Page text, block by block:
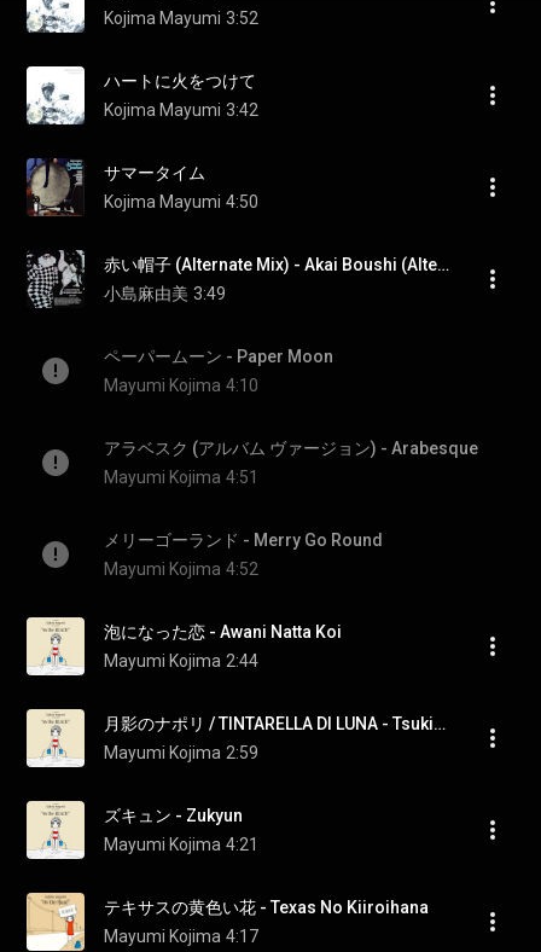
Kojima Mayumi 3:52
ハートに火をつけて
Kojima Mayumi 3:42
サマータイム
Kojima Mayumi 4:50
赤い帽子 (Alternate Mix) - Akai Boushi (Alternate Mix)
小島麻由美 3:49
ペーパームーン - Paper Moon
Mayumi Kojima 4:10
アラベスク (アルバム ヴァージョン) - Arabesque
Mayumi Kojima 4:51
メリーゴーランド - Merry Go Round
Mayumi Kojima 4:52
泡になった恋 - Awani Natta Koi
Mayumi Kojima 2:44
月影のナポリ / TINTARELLA DI LUNA - Tsukikageno Napori / TINTARELLA DI LUNA
Mayumi Kojima 2:59
ズキュン - Zukyun
Mayumi Kojima 4:21
テキサスの黄色い花 - Texas No Kiiroihana
Mayumi Kojima 4:17